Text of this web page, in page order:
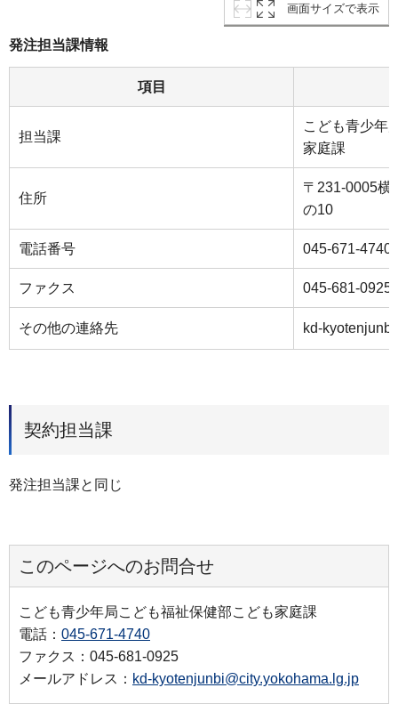
画面サイズで表示
発注担当課情報
項目
担当課
こども青少年
家庭課
住所
〒231-0005横
の10
電話番号 045-671-4740
ファクス 045-681-0925
その他の連絡先 kd-
契約担当課
発注担当課と同じ
このページへのお問合せ
こども青少年局こども福祉保健部こども家庭課
電話： 045-671-4740
ファクス：045-681-0925
メールアドレス： kd-kyotenjunbi@city.yokohama.lg.jp